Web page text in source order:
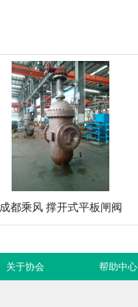
成都乘风 撑开式平板闸阀
关于协会 帮助中心